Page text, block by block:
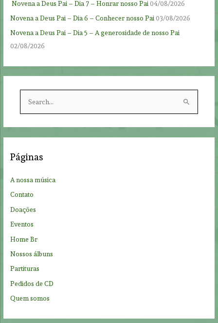
Novena a Deus Pai – Dia 7 – Honrar nosso Pai 04/08/2026
Novena a Deus Pai – Dia 6 – Conhecer nosso Pai 03/08/2026
Novena a Deus Pai – Dia 5 – A generosidade de nosso Pai
02/08/2026
h
:
Páginas
A nossa música
Contato
Doações
Eventos
Home Br
Nossos álbuns
Partituras
Pedidos de CD
Quem somos